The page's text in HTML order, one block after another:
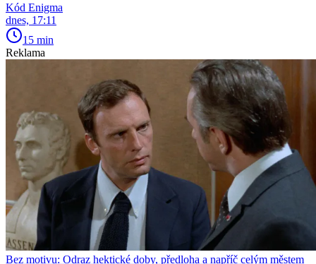
Kód Enigma
dnes, 17:11
15 min
Reklama
Bez motivu: Odraz hektické doby, předloha a napříč celým městem